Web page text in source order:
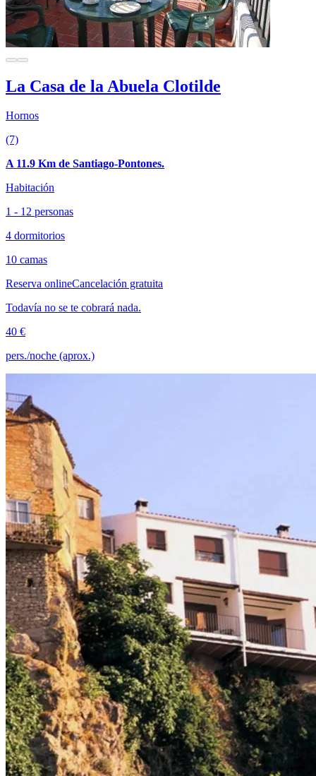
La Casa de la Abuela Clotilde
Hornos
(7)
A 11.9 Km de Santiago-Pontones.
Habitación
1 - 12 personas
4 dormitorios
10 camas
Reserva onlineCancelación gratuita
Todavía no se te cobrará nada.
40 €
pers./noche (aprox.)